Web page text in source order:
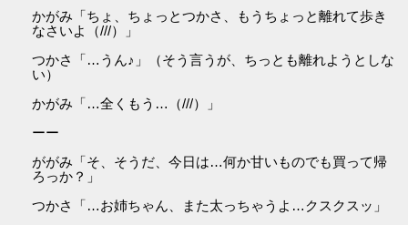
かがみ「ちょ、ちょっとつかさ、もうちょっと離れて歩き
なさいよ（///）」
つかさ「…うん♪」（そう言うが、ちっとも離れようとしな
い）
かがみ「…全くもう…（///）」
ーー
ががみ「そ、そうだ、今日は…何か甘いものでも買って帰
ろっか？」
つかさ「…お姉ちゃん、また太っちゃうよ…クスクスッ」